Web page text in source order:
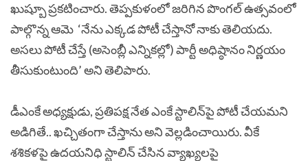
ఖుష్బూ ప్రకటించారు. తెప్పకుళంలో జరిగిన పొంగల్‌ ఉత్సవంలో
పాల్గొన్న ఆమె ‘నేను ఎక్కడ పోటీ చేస్తానో నాకు తెలియదు.
అసలు పోటీ చేస్తే (అసెంబ్లీ ఎన్నికల్లో) పార్టీ అధిష్ఠానం నిర్ణయం
తీసుకుంటుంది’ అని తెలిపారు.
డీఎంకే అధ్యక్షుడు, ప్రతిపక్ష నేత ఎంకే స్టాలిన్‌పై పోటీ చేయమని
అడిగితే.. ఖచ్చితంగా చేస్తాను అని వెల్లడించాయిరు. వీకే
శశికళపై ఉదయనిధి స్టాలిన్‌ చేసిన వ్యాఖ్యలపై